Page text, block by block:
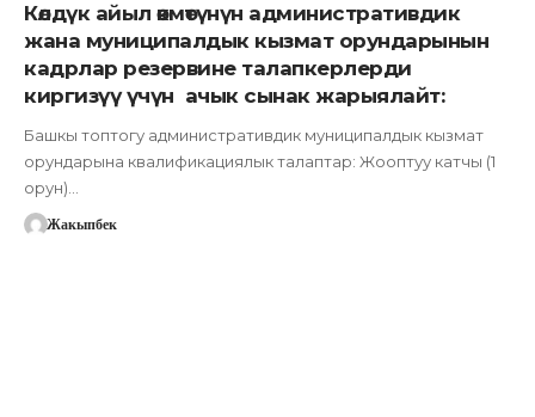
Көлдүк айыл өкмөтүнүн административдик
жана муниципалдык кызмат орундарынын
кадрлар резервине талапкерлерди
киргизүү үчүн ачык сынак жарыялайт:
Башкы топтогу административдик муниципалдык кызмат
орундарына квалификациялык талаптар: Жооптуу катчы (1
орун)…
Жакыпбек